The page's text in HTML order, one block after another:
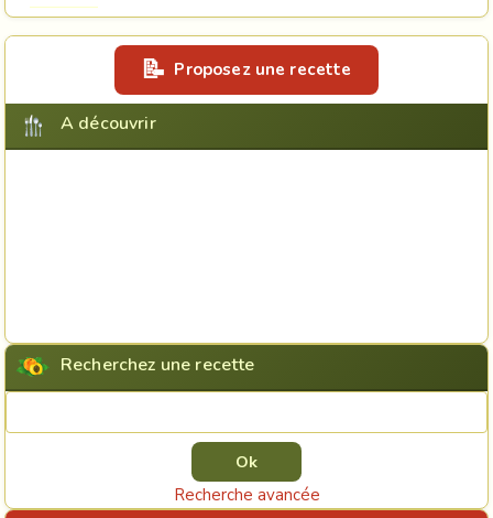
Proposez une recette
A découvrir
Recherchez une recette
Recherche avancée